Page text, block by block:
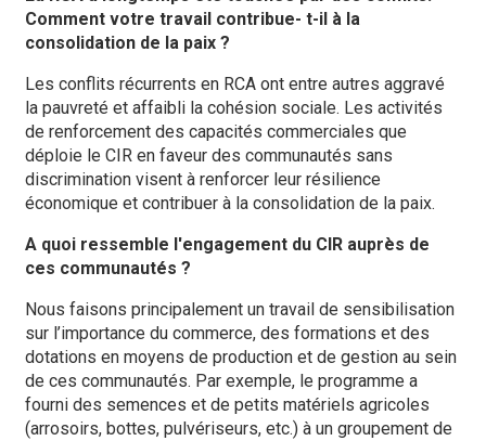
Comment votre travail contribue- t-il à la
consolidation de la paix ?
Les conflits récurrents en RCA ont entre autres aggravé
la pauvreté et affaibli la cohésion sociale. Les activités
de renforcement des capacités commerciales que
déploie le CIR en faveur des communautés sans
discrimination visent à renforcer leur résilience
économique et contribuer à la consolidation de la paix.
A quoi ressemble l'engagement du CIR auprès de
ces communautés ?
Nous faisons principalement un travail de sensibilisation
sur l’importance du commerce, des formations et des
dotations en moyens de production et de gestion au sein
de ces communautés. Par exemple, le programme a
fourni des semences et de petits matériels agricoles
(arrosoirs, bottes, pulvériseurs, etc.) à un groupement de